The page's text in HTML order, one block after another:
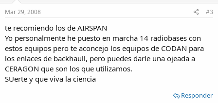
Mar 29, 2008 #3
te recomiendo los de AIRSPAN
Yo personalmente he puesto en marcha 14 radiobases con
estos equipos pero te aconcejo los equipos de CODAN para
los enlaces de backhaull, pero puedes darle una ojeada a
CERAGON que son los que utilizamos.
SUerte y que viva la ciencia
Responder